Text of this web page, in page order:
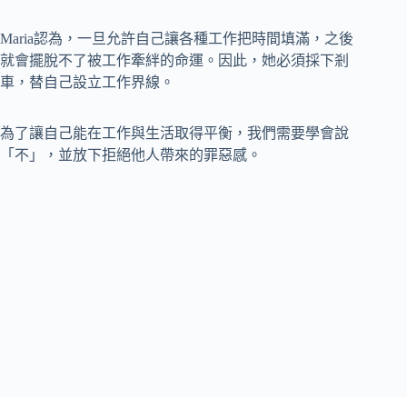
Maria認為，一旦允許自己讓各種工作把時間填滿，之後
就會擺脫不了被工作牽絆的命運。因此，她必須採下剎
車，替自己設立工作界線。
為了讓自己能在工作與生活取得平衡，我們需要學會說
「不」，並放下拒絕他人帶來的罪惡感。